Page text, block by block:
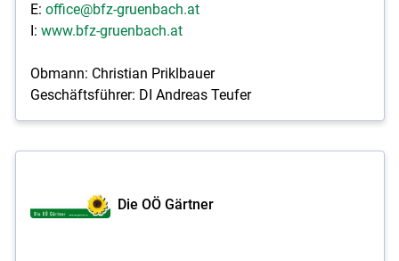
E: office@bfz-gruenbach.at
I: www.bfz-gruenbach.at
Obmann: Christian Priklbauer
Geschäftsführer: DI Andreas Teufer
Die OÖ Gärtner